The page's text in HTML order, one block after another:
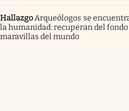
HallazgoArqueólogos se
la humanidad: recuperan del fondo
maravillas del mundo